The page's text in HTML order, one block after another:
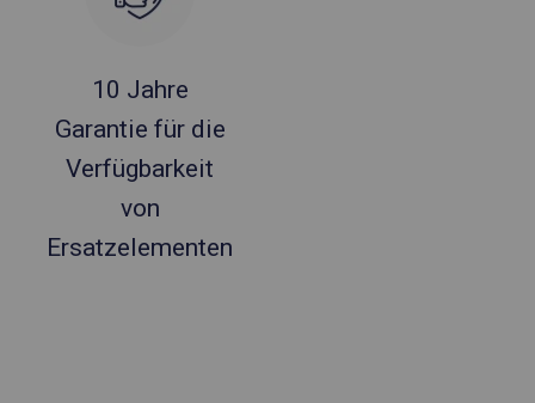
10 Jahre
Garantie für die
Verfügbarkeit
von
Ersatzelementen